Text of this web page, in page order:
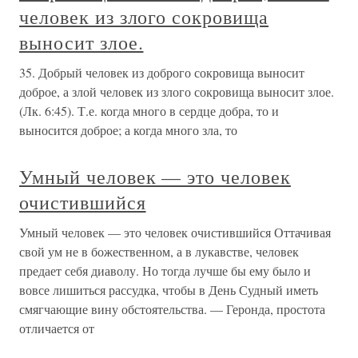
человек из злого сокровища
выносит злое.
35. Добрый человек из доброго сокровища выносит
доброе, а злой человек из злого сокровища выносит злое.
(Лк. 6:45). Т.е. когда много в сердце добра, то и
выносится доброе; а когда много зла, то
Умный человек — это человек
очистившийся
Умный человек — это человек очистившийся Оттачивая
свой ум не в божественном, а в лукавстве, человек
предает себя диаволу. Но тогда лучше бы ему было и
вовсе лишиться рассудка, чтобы в День Судный иметь
смягчающие вину обстоятельства. — Геронда, простота
отличается от